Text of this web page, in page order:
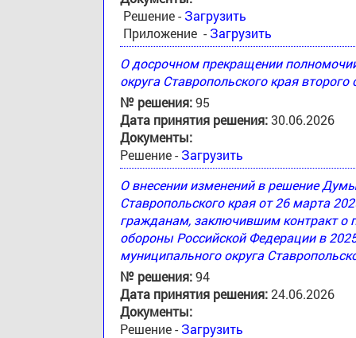
Решение - Загрузить
Приложение - Загрузить
О досрочном прекращении
округа Ставропольского края
№ решения:95
Дата принятия решения:30.06.2026
Документы:
Решение - Загрузить
О внесении изменений в решение
Ставропольского края от 26 марта
гражданам, заключившим контракт о
обороны Российской Федерации в
муниципального округа
№ решения:94
Дата принятия решения:24.06.2026
Документы:
Решение - Загрузить